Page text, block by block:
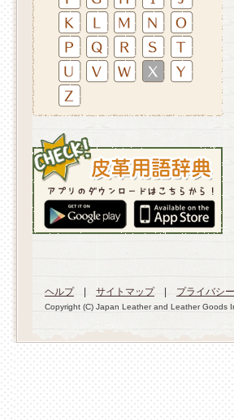
ヘルプ| サイトマップ| プライバシ
Copyright (C) Japan Leather and Leather Goods